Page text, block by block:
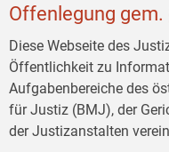
Offenlegung
Diese Webseite des
Öffentlichkeit zu
Aufgabenbereiche des
für Justiz (BMJ), der
der Justizanstalten